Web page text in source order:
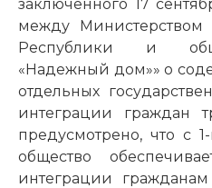
заключенного 17
между Министерством
Республики и
«Надежный дом»» о
отдельных
интеграции граждан
предусмотрено, что с
общество
интеграции